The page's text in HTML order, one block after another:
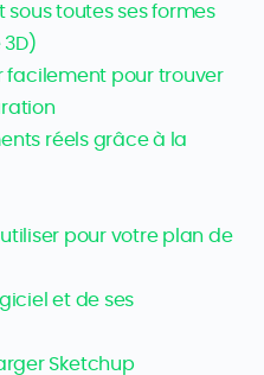
sous toutes ses formes
3D)
facilement pour trouver
réels grâce à la
pour votre plan de
et de ses
Sketchup